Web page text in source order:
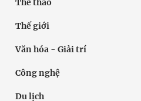
Thể thao
Thế giới
Văn hóa - Giải trí
Công nghệ
Du lịch